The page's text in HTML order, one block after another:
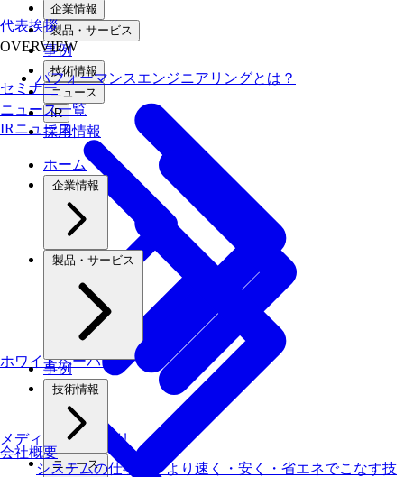
企業情報
製品・サービス
事例
技術情報
セミナー
ホワイトペーパー
ニュース
ニュース一覧
メディアライブラリ
IR
採用情報
ホーム
企業情報
製品・サービス
事例
技術情報
ニュース
代表挨拶
会社概要
OVERVIEW
パフォーマンスエンジニアリングとは？
システムの仕事を、より速く・安く・省エネでこなす技
IRニュース